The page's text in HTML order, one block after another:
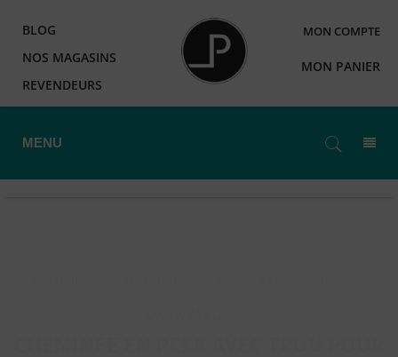
BLOG
NOS MAGASINS
REVENDEURS
MON COMPTE
MON PANIER
MENU